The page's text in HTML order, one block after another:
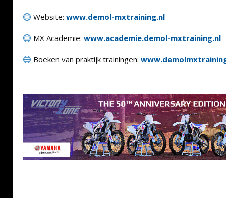
Website:www.demol-mxtraining.nl
MX Academie:www.academie.demol-mxtraining.nl
Boeken van praktijk trainingen: